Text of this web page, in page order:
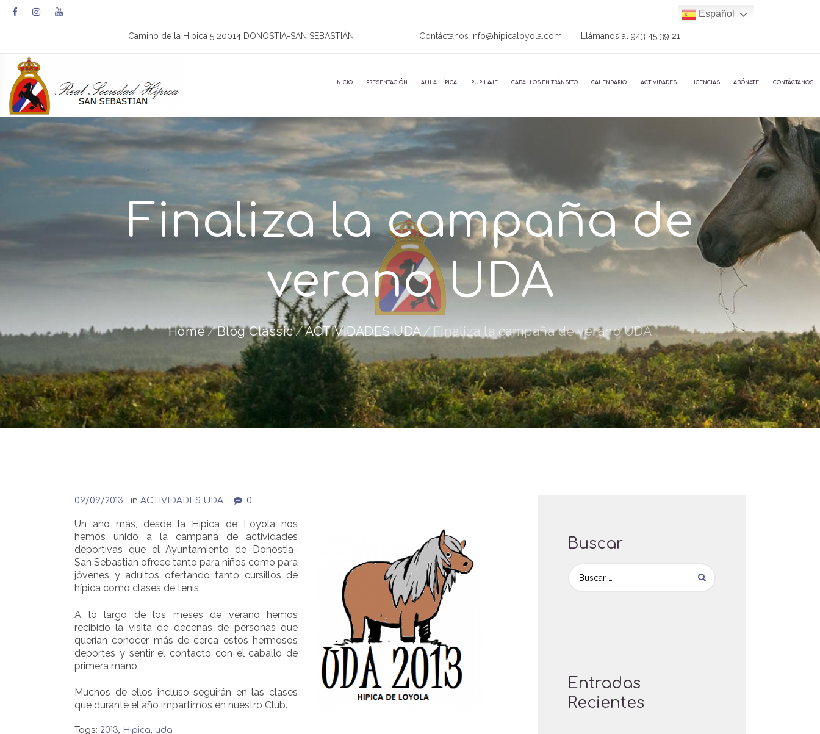
Camino de la Hipica 5 20014 DONOSTIA-SAN SEBASTIÁN Contáctanos info@hipicaloyola.com Llámanos al943 45 39 21
INICIO PRESENTACIÓN AULA HÍPICA PUPILAJE CABALLOS EN TRÁNSITO CALENDARIO ACTIVIDADES LICENCIAS ABÓNATE CONTÁCTANOS
Finaliza la campaña de
verano UDA
Home Blog Classic ACTIVIDADES UDA Finaliza la campaña de verano UDA
09/09/2013 inACTIVIDADES UDA 0
Un año más, desde la Hipica de Loyola nos
hemos unido a la campaña de actividades
deportivas que el Ayuntamiento de Donostia-
San Sebastián ofrece tanto para niños como para
jóvenes y adultos ofertando tanto cursillos de
hípica como clases de tenis.
A lo largo de los meses de verano hemos
recibido la visita de decenas de personas que
querían conocer más de cerca estos hermosos
deportes y sentir el contacto con el caballo de
primera mano.
Muchos de ellos incluso seguirán en las clases
que durante el año impartimos en nuestro Club.
Tags: 2013, Hipica, uda
Buscar
Entradas
Recientes
Español